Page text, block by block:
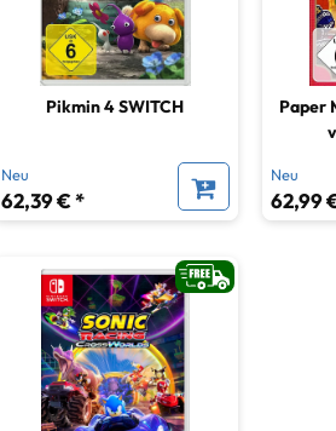
Pikmin 4 SWITCH
Neu
62,39 € *
Paper
Neu
62,99